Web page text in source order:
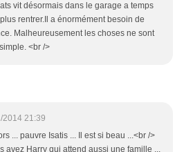
vit désormais dans le garage a temps
rentrer.Il a énormément besoin de
Malheureusement les choses ne sont
<br />
2014 21:39
... pauvre Isatis ... Il est si beau ...<br />
avez Harry qui attend aussi une famille ...